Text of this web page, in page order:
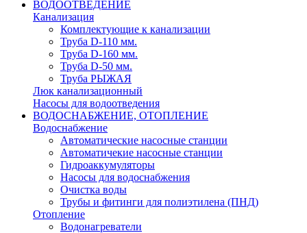
ВОДООТВЕДЕНИЕ
Канализация
Комплектующие к канализации
Труба D-110 мм.
Труба D-160 мм.
Труба D-50 мм.
Труба РЫЖАЯ
Люк канализационный
Насосы для водоотведения
ВОДОСНАБЖЕНИЕ, ОТОПЛЕНИЕ
Водоснабжение
Автоматичеcкие насосные станции
Автоматичекие насосные станции
Гидроаккумуляторы
Насосы для водоснабжения
Очистка воды
Трубы и фитинги для полиэтилена (ПНД)
Отопление
Водонагреватели